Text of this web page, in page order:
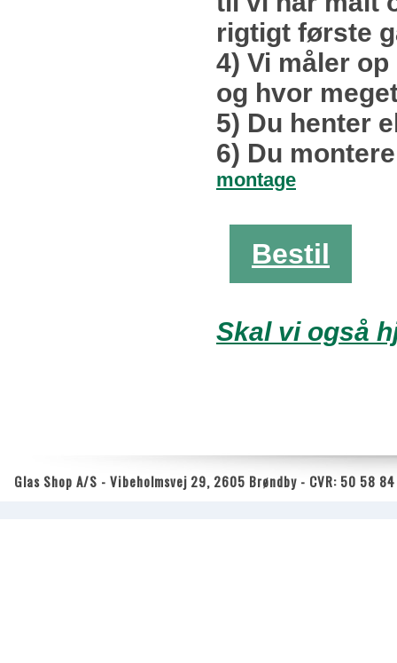
rigtigt første
4) Vi måler
og hvor
5) Du henter
6) Du
montage
Bestil
Skal vi også
Glas Shop A/S - Vibeholmsvej 29, 2605 Brøndby - CVR: 50 58